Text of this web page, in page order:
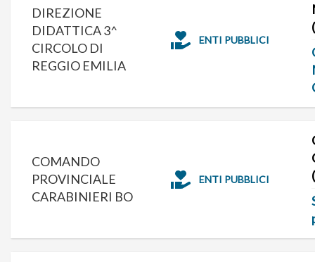
DIREZIONE
DIDATTICA 3^
CIRCOLO DI
REGGIO EMILIA
ENTI PUBBLICI
COMANDO
PROVINCIALE
CARABINIERI BO
ENTI PUBBLICI